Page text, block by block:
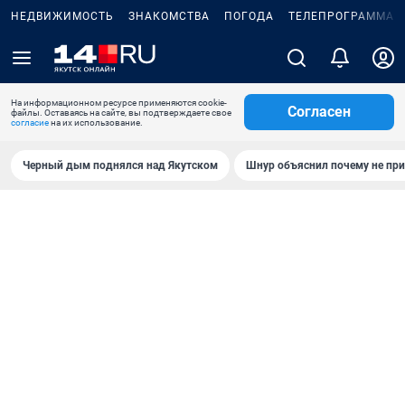
НЕДВИЖИМОСТЬ ЗНАКОМСТВА ПОГОДА ТЕЛЕПРОГРАММА
На информационном ресурсе применяются cookie-
файлы. Оставаясь на сайте, вы подтверждаете свое
согласиена их использование.
Согласен
Черный дым поднялся над Якутском Шнур объяснил почему не